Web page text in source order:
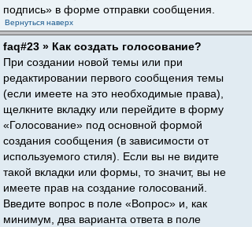
подпись» в форме отправки сообщения.
Вернуться наверх
faq#23 » Как создать голосование?
При создании новой темы или при
редактировании первого сообщения темы
(если имеете на это необходимые права),
щелкните вкладку или перейдите в форму
«Голосование» под основной формой
создания сообщения (в зависимости от
используемого стиля). Если вы не видите
такой вкладки или формы, то значит, вы не
имеете прав на создание голосований.
Введите вопрос в поле «Вопрос» и, как
минимум, два варианта ответа в поле